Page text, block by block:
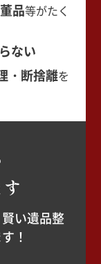
品等がたく
ない
・断捨離を
い遺品整
！